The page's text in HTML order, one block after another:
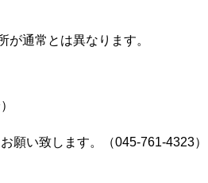
通常とは異なります。
願い致します。（045-761-4323）